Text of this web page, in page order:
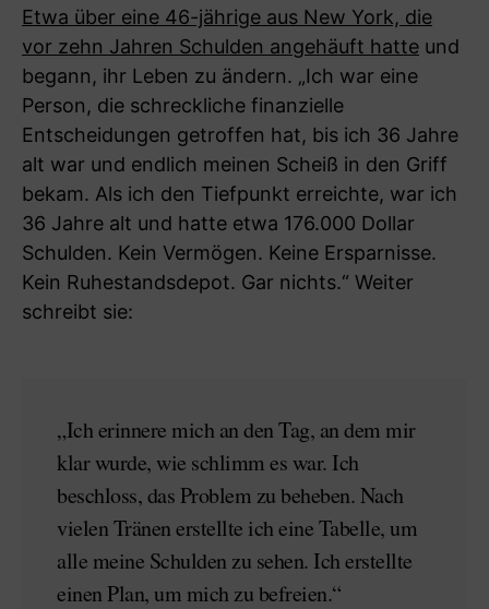
Etwa über eine 46-jährige aus New York, die
vor zehn Jahren Schulden angehäuft hatte und
begann, ihr Leben zu ändern. „Ich war eine
Person, die schreckliche finanzielle
Entscheidungen getroffen hat, bis ich 36 Jahre
alt war und endlich meinen Scheiß in den Griff
bekam. Als ich den Tiefpunkt erreichte, war ich
36 Jahre alt und hatte etwa 176.000 Dollar
Schulden. Kein Vermögen. Keine Ersparnisse.
Kein Ruhestandsdepot. Gar nichts.“ Weiter
schreibt sie:
„Ich erinnere mich an den Tag, an dem mir
klar wurde, wie schlimm es war. Ich
beschloss, das Problem zu beheben. Nach
vielen Tränen erstellte ich eine Tabelle, um
alle meine Schulden zu sehen. Ich erstellte
einen Plan, um mich zu befreien.“